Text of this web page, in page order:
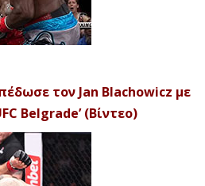
τον Jan Blachowicz με
Belgrade’ (Βίντεο)